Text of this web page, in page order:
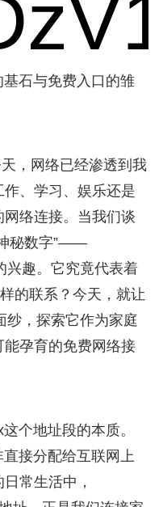
石与免费入口的雏
，网络已经渗透到我
、学习、娱乐还是
络连接。当我们谈
秘数字”——
兴趣。它究竟代表着
的联系？今天，就让
纱，探索它作为家庭
能孕育的免费网络接
个地址段的本质。
接分配给互联网上
常生活中，